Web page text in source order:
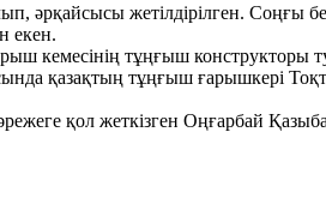
жетілдірілген. Соңғы
екен.
тұңғыш конструкторы
қазақтың тұңғыш ғарышкері
қол жеткізген Оңғарбай